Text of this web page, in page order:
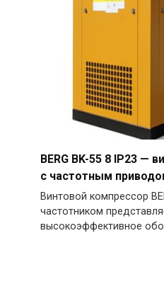
BERG BK-55 8 IP23 —
с частотным
Винтовой компрессор
частотником
высокоэффективное